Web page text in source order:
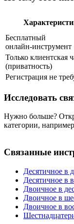
Бесплатный
онлайн‑инструмент
Только клиентская
(приватность)
Регистрация не
Исследовать
Нужно больше?
категории, например
Связанные
Десятичное в
Десятичное в
Двоичное в
Двоичное в
Двоичное в